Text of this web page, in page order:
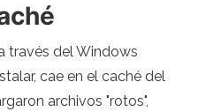
través del Windows
cae en el caché del
archivos "rotos",